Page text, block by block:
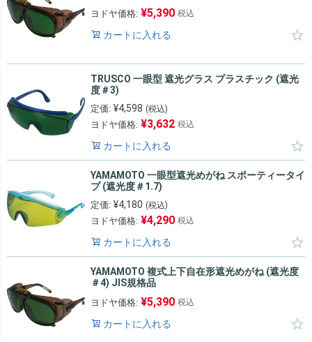
ヨドヤ価格: ¥5,390 税込
カートに入れる
TRUSCO 一眼型 遮光グラス プラスチック (遮光
度＃3)
定価: ¥4,598 (税込)
ヨドヤ価格: ¥3,632 税込
カートに入れる
YAMAMOTO 一眼型遮光めがね スポーティータイ
プ (遮光度＃1.7)
定価: ¥4,180 (税込)
ヨドヤ価格: ¥4,290 税込
カートに入れる
YAMAMOTO 複式上下自在形遮光めがね (遮光度
＃4) JIS規格品
ヨドヤ価格: ¥5,390 税込
カートに入れる